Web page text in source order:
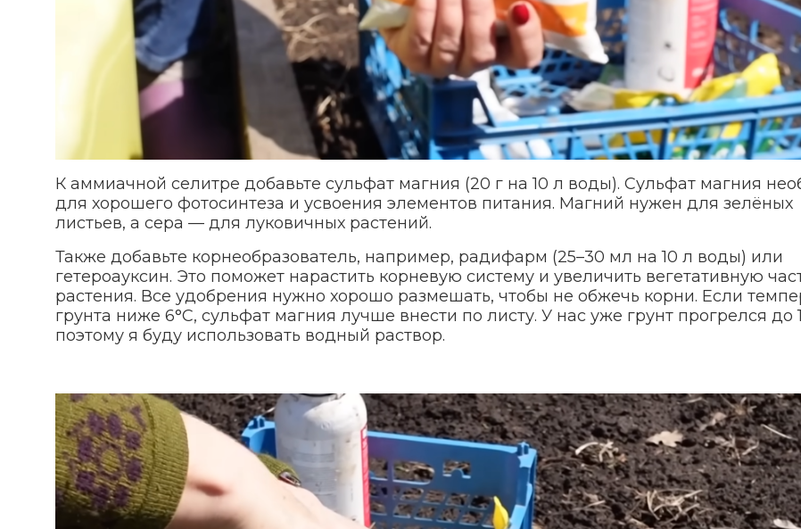
К аммиачной селитре добавьте сульфат магния (20 г на 10 л воды). Сульфат магния
для хорошего фотосинтеза и усвоения элементов питания. Магний нужен для зелёных
листьев, а сера — для луковичных растений.
Также добавьте корнеобразователь, например, радифарм (25–30 мл на 10 л воды) или
гетероауксин. Это поможет нарастить корневую систему и увеличить вегетативную
растения. Все удобрения нужно хорошо размешать, чтобы не обжечь корни. Если
грунта ниже 6°С, сульфат магния лучше внести по листу. У нас уже грунт прогрелся до
поэтому я буду использовать водный раствор.